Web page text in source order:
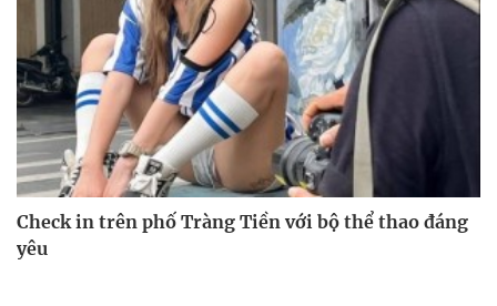
Check in trên phố Tràng Tiền với bộ thể thao đáng
yêu